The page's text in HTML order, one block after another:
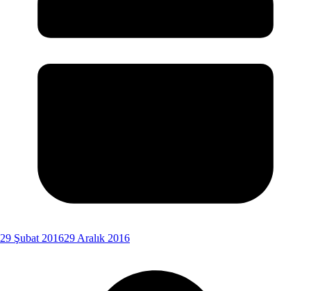
29 Şubat 201629 Aralık 2016